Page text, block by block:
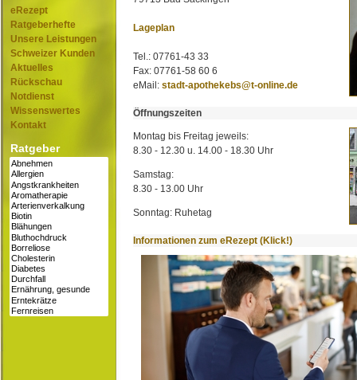
eRezept
Ratgeberhefte
Unsere Leistungen
Schweizer Kunden
Aktuelles
Rückschau
Notdienst
Wissenswertes
Kontakt
Ratgeber
Lageplan
Tel.: 07761-43 33
Fax: 07761-58 60 6
eMail: stadt-apothekebs@t-online.de
Öffnungszeiten
Montag bis Freitag jeweils:
8.30 - 12.30 u. 14.00 - 18.30 Uhr
Samstag:
8.30 - 13.00 Uhr
Sonntag: Ruhetag
Informationen zum eRezept (Klick!)